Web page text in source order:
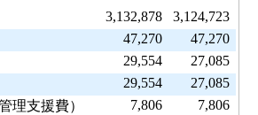
3,132,878
3,124,723
47,270
47,270
29,554
27,085
29,554
27,085
理支援費）
7,806
7,806